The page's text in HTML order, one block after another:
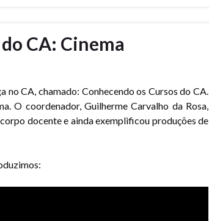
CA: Cinema
CA, chamado: Conhecendo os Cursos do CA.
O coordenador, Guilherme Carvalho da Rosa,
docente e ainda exemplificou produções de